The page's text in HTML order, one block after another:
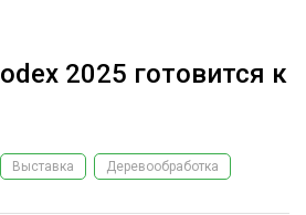
2025 готовится к
Выставка Деревообработка